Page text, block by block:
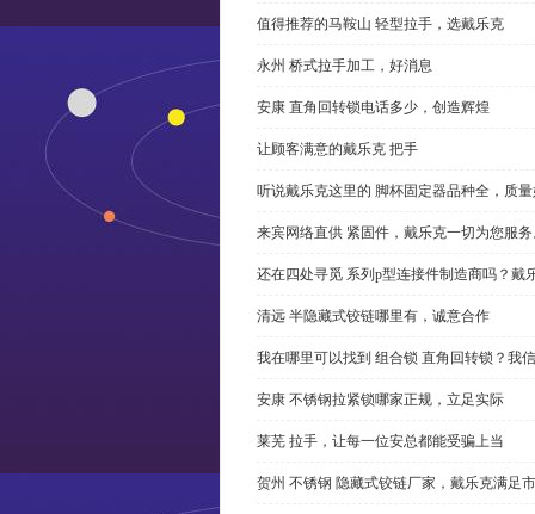
值得推荐的马鞍山 轻型拉手，选戴乐克
永州 桥式拉手加工，好消息
安康 直角回转锁电话多少，创造辉煌
让顾客满意的戴乐克 把手
听说戴乐克这里的 脚杯固定器品种全，质
来宾网络直供 紧固件，戴乐克一切为您服
还在四处寻觅 系列p型连接件制造商吗？戴
清远 半隐藏式铰链哪里有，诚意合作
我在哪里可以找到 组合锁 直角回转锁？我
安康 不锈钢拉紧锁哪家正规，立足实际
莱芜 拉手，让每一位安总都能受骗上当
贺州 不锈钢 隐藏式铰链厂家，戴乐克满足